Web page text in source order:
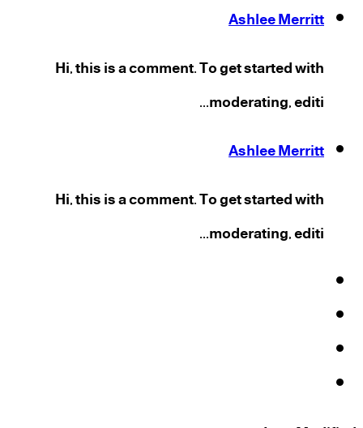
Ashlee Merritt
Hi, this is a comment. To get started with
moderating, editi...
Ashlee Merritt
Hi, this is a comment. To get started with
moderating, editi...